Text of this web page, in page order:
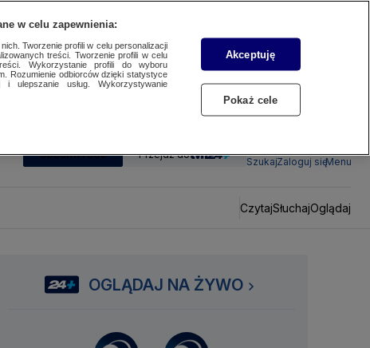
SUBSKRYBUJ Przejdź do
SzukajZaloguj sięMenu
CzytajSłuchajOglądaj
OGLĄDAJ NA ŻYWO
w celu zapewnienia:
Tworzenie profili w celu personalizacji
treści. Tworzenie profili w celu
Wykorzystanie profili do wyboru
Rozumienie odbiorców dzięki statystyce
ulepszanie usług. Wykorzystywanie
Akceptuję
Pokaż cele